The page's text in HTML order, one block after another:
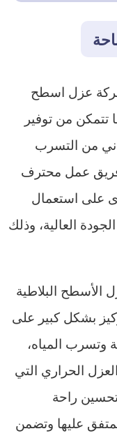
عزل اسطح
تتمكن من توفير
من التسرب
فريق عمل محترف
على استعمال
العالية، وذلك
البلاطية
بشكل كبير على
وتسرب المياه،
الحراري التي
راحة
عليها وتضمن